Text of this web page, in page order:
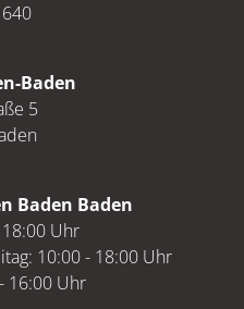
Baden
5
Baden Baden
Uhr
10:00 - 18:00 Uhr
16:00 Uhr